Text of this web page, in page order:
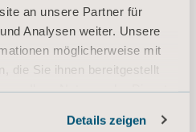
an unsere Partner für
Analysen weiter. Unsere
möglicherweise mit
die Sie ihnen bereitgestellt
Details zeigen
Communications
och lagen om värdepappersmarknaden.